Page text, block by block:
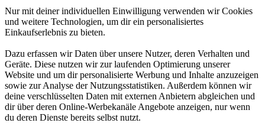
Nur mit deiner individuellen Einwilligung verwenden wir Cookies
und weitere Technologien, um dir ein personalisiertes
Einkaufserlebnis zu bieten.
Dazu erfassen wir Daten über unsere Nutzer, deren Verhalten und
Geräte. Diese nutzen wir zur laufenden Optimierung unserer
Website und um dir personalisierte Werbung und Inhalte anzuzeigen
sowie zur Analyse der Nutzungsstatistiken. Außerdem können wir
deine verschlüsselten Daten mit externen Anbietern abgleichen und
dir über deren Online-Werbekanäle Angebote anzeigen, nur wenn
du deren Dienste bereits selbst nutzt.